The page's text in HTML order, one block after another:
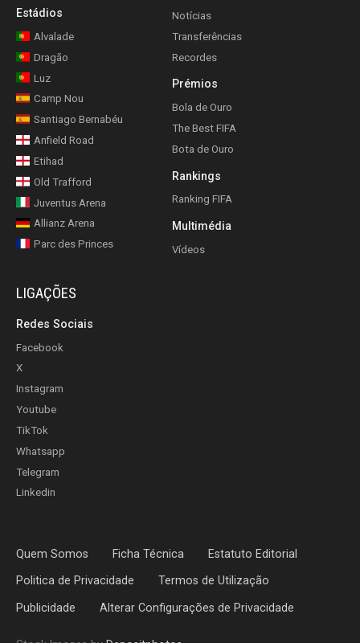
Estádios
Alvalade
Dragão
Luz
Camp Nou
Santiago Bernabéu
Anfield Road
Etihad
Old Trafford
Juventus Arena
Allianz Arena
Parc des Princes
Notícias
Transferências
Recordes
Prémios
Bola de Ouro
The Best FIFA
Bota de Ouro
Rankings
Ranking FIFA
Multimédia
Vídeos
LIGAÇÕES
Redes Sociais
Facebook
X
Instagram
Youtube
TikTok
Whatsapp
Telegram
Linkedin
Quem Somos Ficha Técnica Estatuto Editorial
Politica de Privacidade Termos de Utilização
Publicidade Alterar Configurações de Privacidade